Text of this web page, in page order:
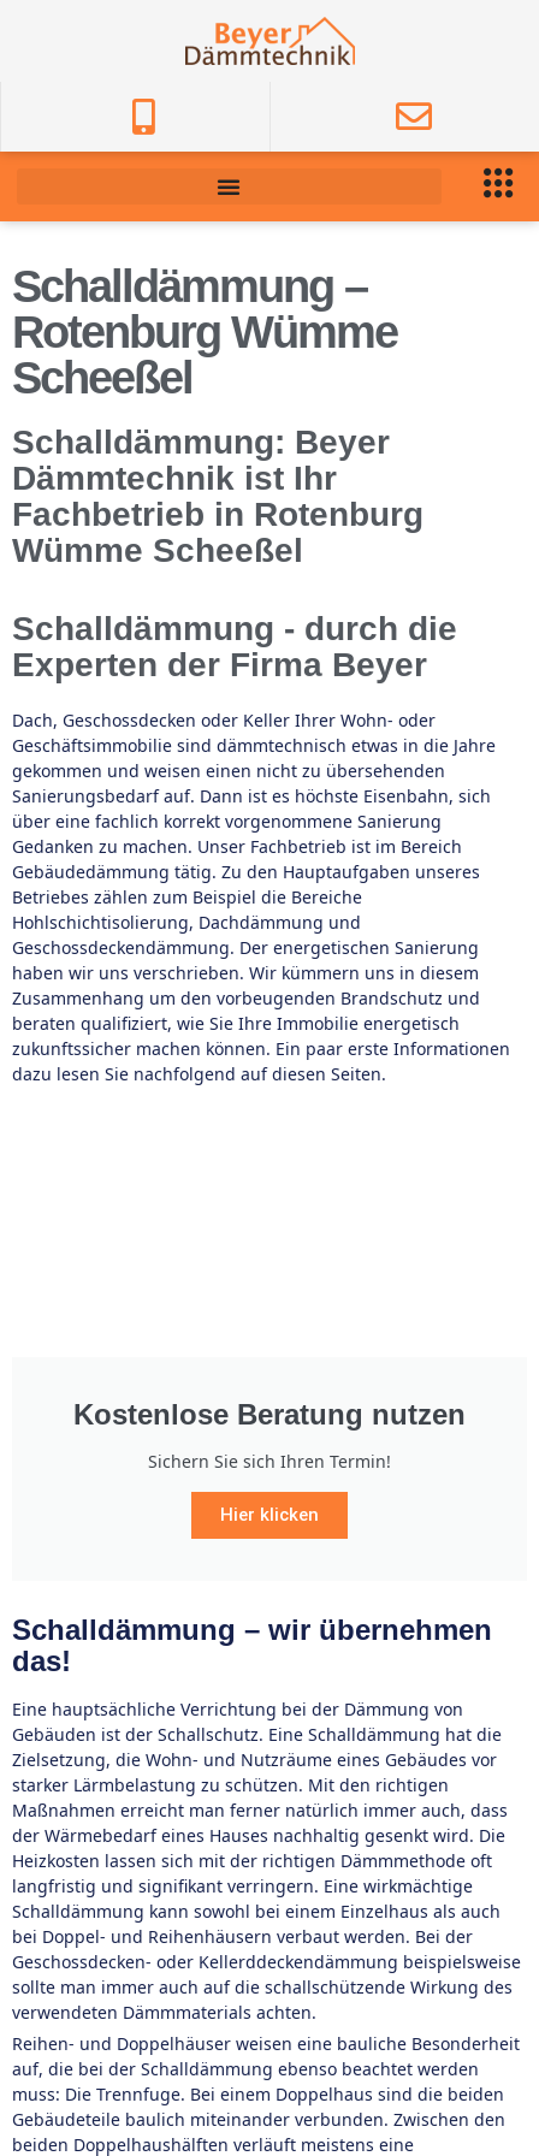
Schalldämmung –
Rotenburg Wümme
Scheeßel
Schalldämmung: Beyer
Dämmtechnik ist Ihr
Fachbetrieb in Rotenburg
Wümme Scheeßel
Schalldämmung - durch die
Experten der Firma Beyer
Dach, Geschossdecken oder Keller Ihrer Wohn- oder
Geschäftsimmobilie sind dämmtechnisch etwas in die Jahre
gekommen und weisen einen nicht zu übersehenden
Sanierungsbedarf auf. Dann ist es höchste Eisenbahn, sich
über eine fachlich korrekt vorgenommene Sanierung
Gedanken zu machen. Unser Fachbetrieb ist im Bereich
Gebäudedämmung tätig. Zu den Hauptaufgaben unseres
Betriebes zählen zum Beispiel die Bereiche
Hohlschichtisolierung, Dachdämmung und
Geschossdeckendämmung. Der energetischen Sanierung
haben wir uns verschrieben. Wir kümmern uns in diesem
Zusammenhang um den vorbeugenden Brandschutz und
beraten qualifiziert, wie Sie Ihre Immobilie energetisch
zukunftssicher machen können. Ein paar erste Informationen
dazu lesen Sie nachfolgend auf diesen Seiten.
Kostenlose Beratung nutzen
Sichern Sie sich Ihren Termin!
Hier klicken
Schalldämmung – wir übernehmen
das!
Eine hauptsächliche Verrichtung bei der Dämmung von
Gebäuden ist der Schallschutz. Eine Schalldämmung hat die
Zielsetzung, die Wohn- und Nutzräume eines Gebäudes vor
starker Lärmbelastung zu schützen. Mit den richtigen
Maßnahmen erreicht man ferner natürlich immer auch, dass
der Wärmebedarf eines Hauses nachhaltig gesenkt wird. Die
Heizkosten lassen sich mit der richtigen Dämmmethode oft
langfristig und signifikant verringern. Eine wirkmächtige
Schalldämmung kann sowohl bei einem Einzelhaus als auch
bei Doppel- und Reihenhäusern verbaut werden. Bei der
Geschossdecken- oder Kellerddeckendämmung beispielsweise
sollte man immer auch auf die schallschützende Wirkung des
verwendeten Dämmmaterials achten.
Reihen- und Doppelhäuser weisen eine bauliche Besonderheit
auf, die bei der Schalldämmung ebenso beachtet werden
muss: Die Trennfuge. Bei einem Doppelhaus sind die beiden
Gebäudeteile baulich miteinander verbunden. Zwischen den
beiden Doppelhaushälften verläuft meistens eine